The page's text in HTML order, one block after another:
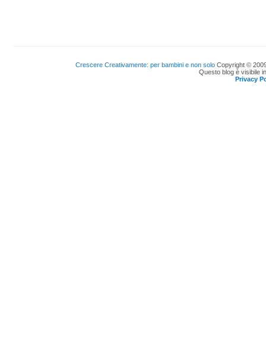
Crescere Creativamente: per bambini e non solo Copyright ©
Questo blog è visibile
Privacy